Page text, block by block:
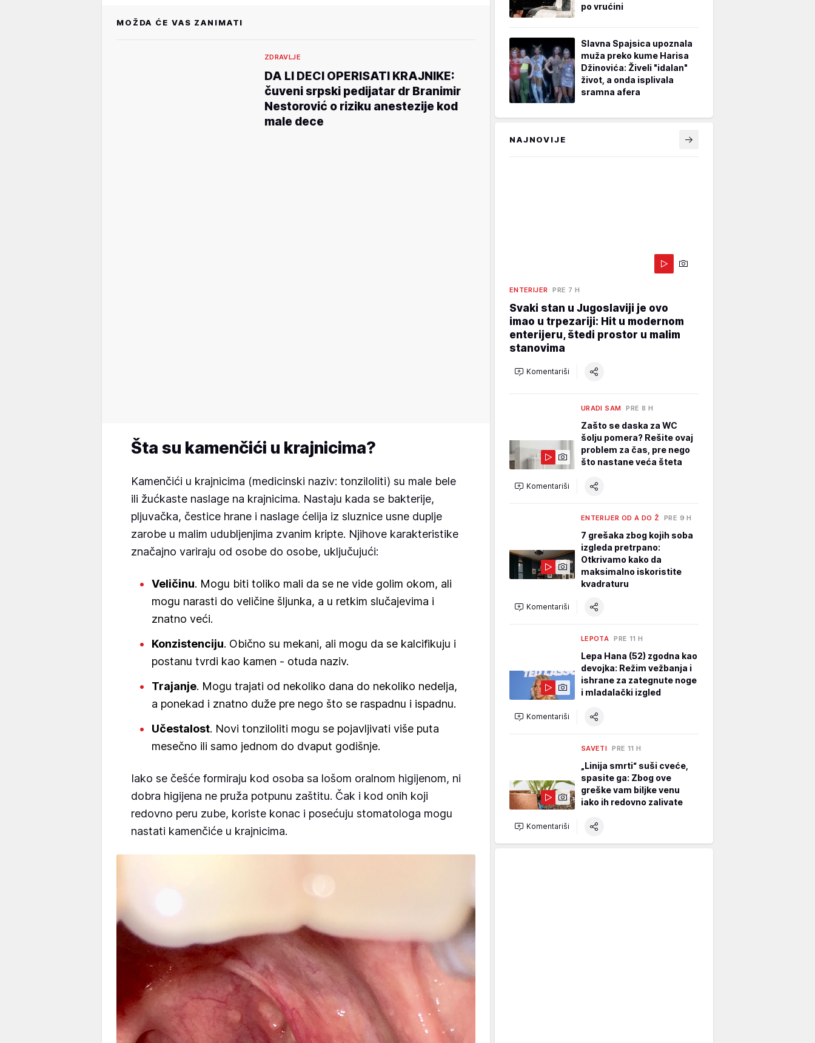
MOŽDA ĆE VAS ZANIMATI
ZDRAVLJE
DA LI DECI OPERISATI KRAJNIKE:
čuveni srpski pedijatar dr Branimir
Nestorović o riziku anestezije kod
male dece
Šta su kamenčići u krajnicima?
Kamenčići u krajnicima (medicinski naziv: tonziloliti) su male bele
ili žućkaste naslage na krajnicima. Nastaju kada se bakterije,
pljuvačka, čestice hrane i naslage ćelija iz sluznice usne duplje
zarobe u malim udubljenjima zvanim kripte. Njihove karakteristike
značajno variraju od osobe do osobe, uključujući:
Veličinu. Mogu biti toliko mali da se ne vide golim okom, ali
mogu narasti do veličine šljunka, a u retkim slučajevima i
znatno veći.
Konzistenciju. Obično su mekani, ali mogu da se kalcifikuju i
postanu tvrdi kao kamen - otuda naziv.
Trajanje. Mogu trajati od nekoliko dana do nekoliko nedelja,
a ponekad i znatno duže pre nego što se raspadnu i ispadnu.
Učestalost. Novi tonziloliti mogu se pojavljivati više puta
mesečno ili samo jednom do dvaput godišnje.
Iako se češće formiraju kod osoba sa lošom oralnom higijenom, ni
dobra higijena ne pruža potpunu zaštitu. Čak i kod onih koji
redovno peru zube, koriste konac i posećuju stomatologa mogu
nastati kamenčiće u krajnicima.
po vrućini
Slavna Spajsica upoznala
muža preko kume Harisa
Džinovića: Živeli "idalan"
život, a onda isplivala
sramna afera
NAJNOVIJE
ENTERIJER PRE 7 H
Svaki stan u Jugoslaviji je ovo
imao u trpezariji: Hit u modernom
enterijeru, štedi prostor u malim
stanovima
Komentariši
URADI SAM PRE 8 H
Zašto se daska za WC
šolju pomera? Rešite ovaj
problem za čas, pre nego
što nastane veća šteta
Komentariši
ENTERIJER OD A DO Ž PRE 9 H
7 grešaka zbog kojih soba
izgleda pretrpano:
Otkrivamo kako da
maksimalno iskoristite
kvadraturu
Komentariši
LEPOTA PRE 11 H
Lepa Hana (52) zgodna kao
devojka: Režim vežbanja i
ishrane za zategnute noge
i mladalački izgled
Komentariši
SAVETI PRE 11 H
„Linija smrti“ suši cveće,
spasite ga: Zbog ove
greške vam biljke venu
iako ih redovno zalivate
Komentariši